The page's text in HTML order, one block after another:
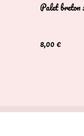
Palet breton
8,00 €